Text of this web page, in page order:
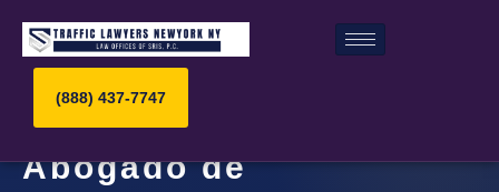
(888) 437-7747
Abogado de